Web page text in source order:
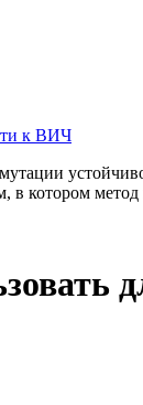
к ВИЧ
в котором метод